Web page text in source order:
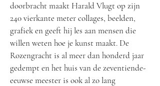
doorbracht maakt Harald Vlugt op zijn
240 vierkante meter collages, beelden,
grafiek en geeft hij les aan mensen die
willen weten hoe je kunst maakt. De
Rozengracht is al meer dan honderd jaar
gedempt en het huis van de zeventiende-
eeuwse meester is ook al zo lang